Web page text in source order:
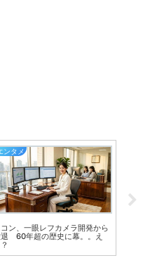
ンタメ
コン、一眼レフカメラ開発から
60年超の歴史に幕。。え